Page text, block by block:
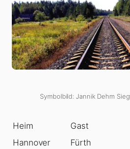
Symbolbild: Jannik Dehm
Heim
Gast
Hannover
Fürth